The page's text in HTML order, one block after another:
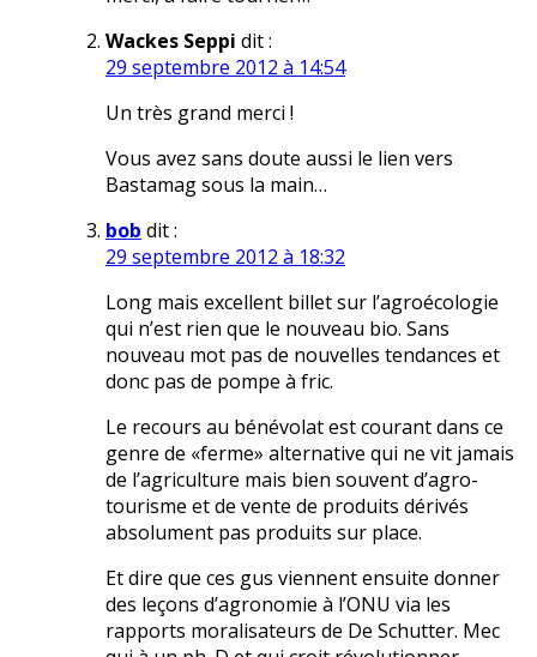
Wackes Seppi dit :
29 septembre 2012 à 14:54
Un très grand merci !
Vous avez sans doute aussi le lien vers
Bastamag sous la main…
bob dit :
29 septembre 2012 à 18:32
Long mais excellent billet sur l’agroécologie
qui n’est rien que le nouveau bio. Sans
nouveau mot pas de nouvelles tendances et
donc pas de pompe à fric.
Le recours au bénévolat est courant dans ce
genre de «ferme» alternative qui ne vit jamais
de l’agriculture mais bien souvent d’agro-
tourisme et de vente de produits dérivés
absolument pas produits sur place.
Et dire que ces gus viennent ensuite donner
des leçons d’agronomie à l’ONU via les
rapports moralisateurs de De Schutter. Mec